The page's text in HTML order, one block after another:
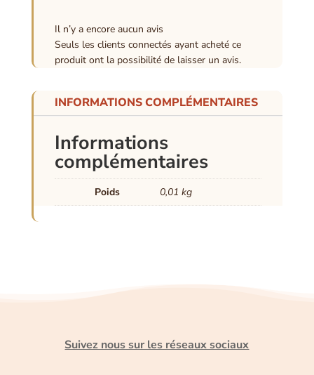
Il n’y a encore aucun avis
Seuls les clients connectés ayant acheté ce
produit ont la possibilité de laisser un avis.
INFORMATIONS COMPLÉMENTAIRES
Informations
complémentaires
Poids 0,01 kg
Suivez nous sur les réseaux sociaux